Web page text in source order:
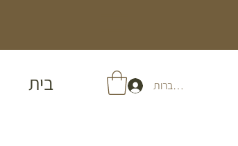
בית להתחברות